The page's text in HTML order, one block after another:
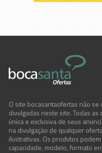
O site bocasantaofertas não
divulgadas neste site. Todas
única e exclusiva de seus
na divulgação de qualquer
ilustrativas. Os produtos
capacidade, modelo, formato